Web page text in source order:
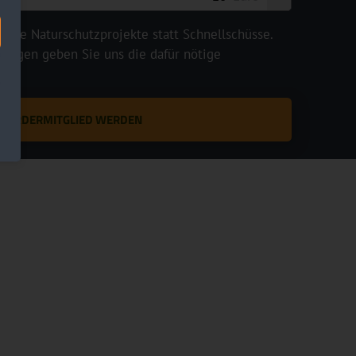
Naturschutzprojekte statt Schnellschüsse.
geben Sie uns die dafür nötige
FÖRDERMITGLIED WERDEN